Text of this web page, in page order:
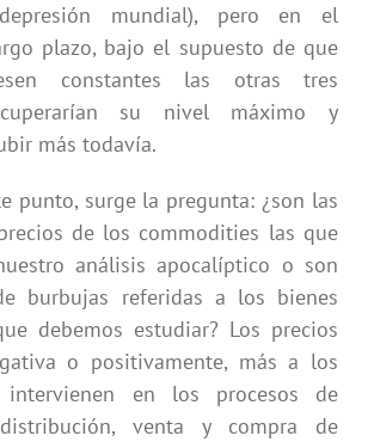
mundial), pero en el
plazo, bajo el supuesto de que
constantes las otras tres
su nivel máximo y
más todavía.
punto, surge la pregunta: ¿son las
de los commodities las que
análisis apocalíptico o son
burbujas referidas a los bienes
debemos estudiar? Los precios
o positivamente, más a los
intervienen en los procesos de
venta y compra de